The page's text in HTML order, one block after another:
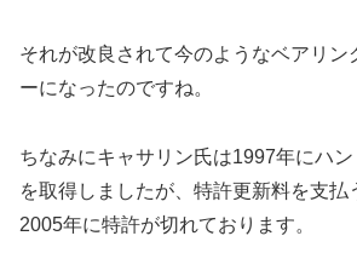
それが改良されて今のようなベアリン
ーになったのですね。
ちなみにキャサリン氏は1997年にハ
を取得しましたが、特許更新料を支払
2005年に特許が切れております。